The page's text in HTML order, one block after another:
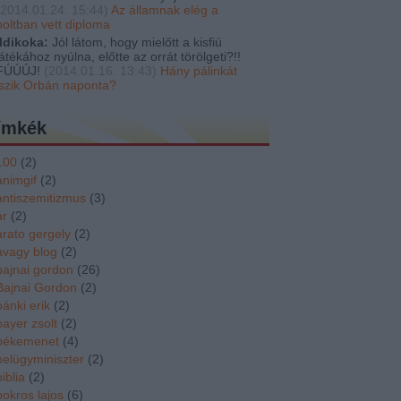
Az államnak elég a
vett diploma
Jól látom, hogy mielőtt a kisfiú
nyúlna, előtte az orrát törölgeti?!!
Hány pálinkát
Orbán naponta?
(2)
(2)
(3)
(2)
gergely (2)
blog (2)
gordon (26)
Gordon (2)
erik (2)
zsolt (2)
(4)
(2)
(2)
lajos (6)